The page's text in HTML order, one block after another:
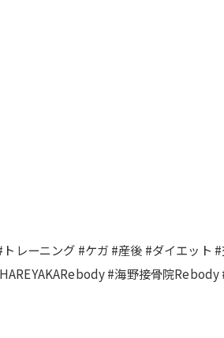
レーニング #ケガ #産後 #ダイエット
#海野接骨院Rebody